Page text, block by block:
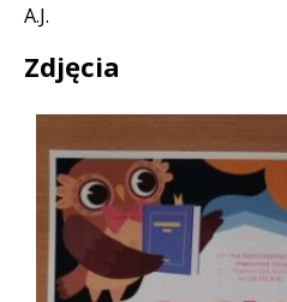
A.J.
Zdjęcia